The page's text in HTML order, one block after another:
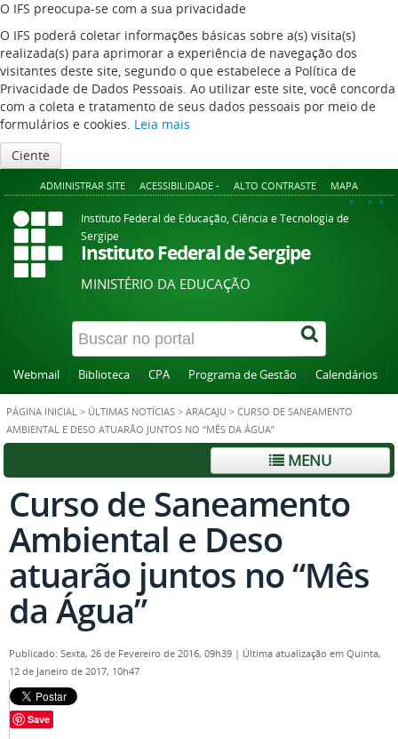
O IFS preocupa-se com a sua privacidade
O IFS poderá coletar informações básicas sobre a(s) visita(s)
realizada(s) para aprimorar a experiência de navegação dos
visitantes deste site, segundo o que estabelece a Política de
Privacidade de Dados Pessoais. Ao utilizar este site, você concorda
com a coleta e tratamento de seus dados pessoais por meio de
formulários e cookies. Leia mais
Ciente
ADMINISTRAR SITE ACESSIBILIDADE - ALTO CONTRASTE MAPA
A+ A A-
Instituto Federal de Educação, Ciência e Tecnologia de
Sergipe
Instituto Federal de Sergipe
MINISTÉRIO DA EDUCAÇÃO
Webmail Biblioteca CPA Programa de Gestão Calendários
PÁGINA INICIAL > ÚLTIMAS NOTÍCIAS > ARACAJU > CURSO DE SANEAMENTO
AMBIENTAL E DESO ATUARÃO JUNTOS NO “MÊS DA ÁGUA”
MENU
Curso de Saneamento
Ambiental e Deso
atuarão juntos no “Mês
da Água”
Publicado: Sexta, 26 de Fevereiro de 2016, 09h39 | Última atualização em Quinta,
12 de Janeiro de 2017, 10h47
Save